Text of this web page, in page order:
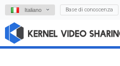
Italiano Base di conoscenza